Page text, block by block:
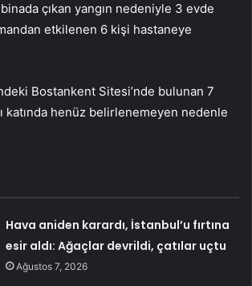
çıkan yangın nedeniyle 3 evde
etkilenen 6 kişi hastaneye
Bostankent Sitesi’nde bulunan 7
katında henüz belirlenemeyen nedenle
Hava aniden karardı, İstanbul’u fırtına
esir aldı: Ağaçlar devrildi, çatılar uçtu
Ağustos 7, 2026